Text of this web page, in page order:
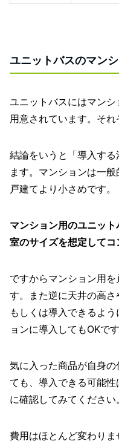
ユニットバスのマン
ユニットバスにはマン
用意されています。そ
結論をいうと「導入す
ます。マンションは一
戸建てより小さめです。
マンション用のユニッ
室のサイズを想定して
ですからマンション用
す。また逆に天井の高さ
もしくは導入できるよ
ョンに導入してもOKです
気に入った商品が自身
ても、導入できる可能
に確認してみてください。
費用はほとんど変わり